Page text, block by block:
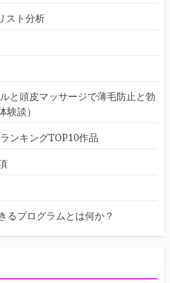
スト分析
と頭皮マッサージで薄毛防止と勃
験談）
ンキングTOP10作品
るプログラムとは何か？